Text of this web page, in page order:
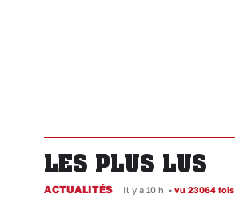
LES PLUS LUS
ACTUALITÉS Il y a 10 h • vu 23064 fois